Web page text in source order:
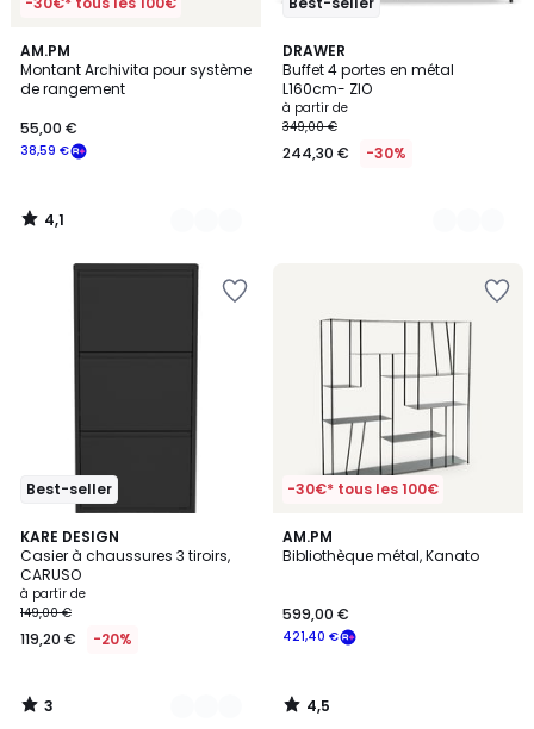
AM.PM
Montant Archivita pour système
de rangement
38,59 €
55,00 €
4,1
/ 5
2
Couleurs
4,1
/
DRAWER
Buffet 4 portes en métal
L160cm- ZIO
à partir de
349,00 €
244,30 € -30%
3
Couleurs
Best-seller
KARE DESIGN
Casier à chaussures 3 tiroirs,
CARUSO
à partir de
149,00 €
119,20 € -20%
3
/
5
14
Couleurs
3
/
-30€* tous les 100€
AM.PM
Bibliothèque métal, Kanato
421,40 €
599,00 €
4,5
/ 5
4,5
/